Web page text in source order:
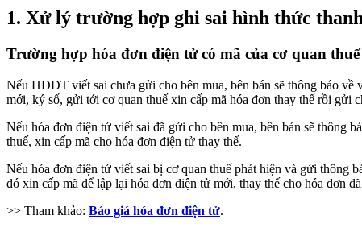
1. Xử lý trường hợp ghi sai hình thức
Trường hợp hóa đơn điện tử có mã của cơ quan
Nếu HĐĐT viết sai chưa gửi cho bên mua, bên bán sẽ thông báo
mới, ký số, gửi tới cơ quan thuế xin cấp mã hóa đơn thay thế rồi gửi
Nếu hóa đơn điện tử viết sai đã gửi cho bên mua, bên bán sẽ thông
thuế, xin cấp mã cho hóa đơn điện tử thay thế.
Nếu hóa đơn điện tử viết sai bị cơ quan thuế phát hiện và gửi thông
đó xin cấp mã để lập lại hóa đơn điện tử mới, thay thế cho hóa đơn
>> Tham khảo: Báo giá hóa đơn điện tử.